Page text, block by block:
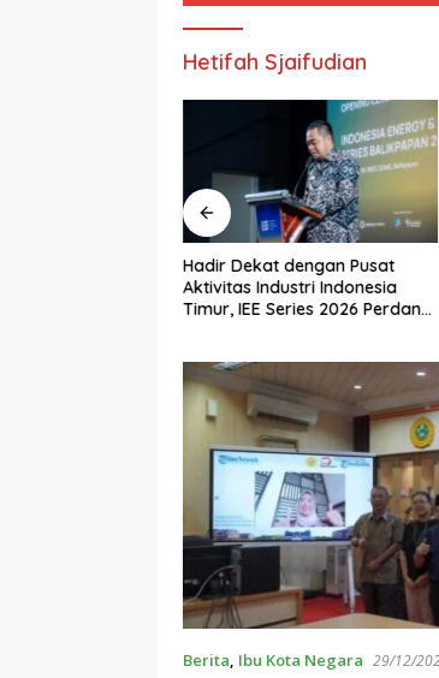
Hetifah Sjaifudian
Hadir Dekat dengan Pusat
Aktivitas Industri Indonesia
Timur, IEE Series 2026 Perdana
Berita, Ibu Kota Negara 29/12/